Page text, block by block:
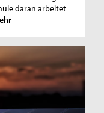
daran arbeitet